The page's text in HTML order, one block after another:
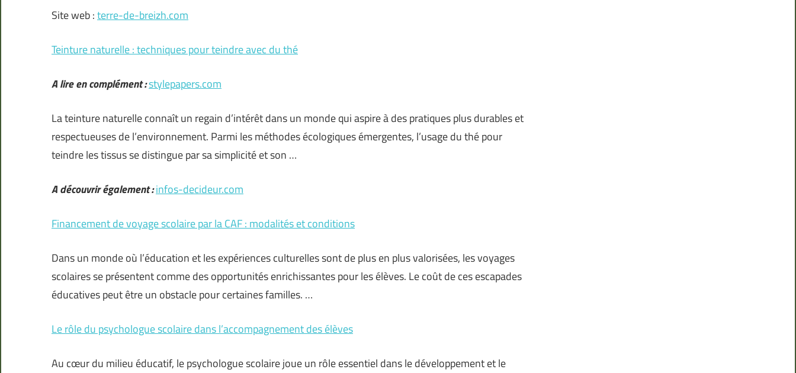
Site web :terre-de-breizh.com
Teinture naturelle : techniques pour teindre avec du thé
A lire en complément :stylepapers.com
La teinture naturelle connaît un regain d’intérêt dans un monde qui aspire à des pratiques plus durables et
respectueuses de l’environnement. Parmi les méthodes écologiques émergentes, l’usage du thé pour
teindre les tissus se distingue par sa simplicité et son …
A découvrir également :infos-decideur.com
Financement de voyage scolaire par la CAF : modalités et conditions
Dans un monde où l’éducation et les expériences culturelles sont de plus en plus valorisées, les voyages
scolaires se présentent comme des opportunités enrichissantes pour les élèves. Le coût de ces escapades
éducatives peut être un obstacle pour certaines familles. …
Le rôle du psychologue scolaire dans l’accompagnement des élèves
Au cœur du milieu éducatif, le psychologue scolaire joue un rôle essentiel dans le développement et le